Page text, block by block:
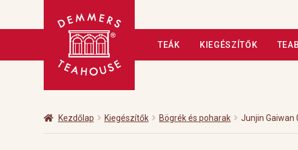
navigációhoz
Kilépés
tartalomba
TEÁK KIEGÉSZÍTŐK
Üzleteink Vendéglátás
Kezdőlap Kiegészítők Bögrék és poharak Junjin Gaiwan